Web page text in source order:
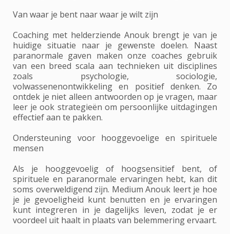
Van waar je bent naar waar je wilt zijn
Coaching met helderziende Anouk brengt je van je
huidige situatie naar je gewenste doelen. Naast
paranormale gaven maken onze coaches gebruik
van een breed scala aan technieken uit disciplines
zoals psychologie, sociologie,
volwassenenontwikkeling en positief denken. Zo
ontdek je niet alleen antwoorden op je vragen, maar
leer je ook strategieën om persoonlijke uitdagingen
effectief aan te pakken.
Ondersteuning voor hooggevoelige en spirituele
mensen
Als je hooggevoelig of hoogsensitief bent, of
spirituele en paranormale ervaringen hebt, kan dit
soms overweldigend zijn. Medium Anouk leert je hoe
je je gevoeligheid kunt benutten en je ervaringen
kunt integreren in je dagelijks leven, zodat je er
voordeel uit haalt in plaats van belemmering ervaart.